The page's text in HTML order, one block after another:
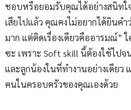
ชอบหรือยอมรับคุณได้อย่างสนิทใ
เสียไปแล้ว คุณคงไม่อยากได้ยินคำ
มาก แต่ติดเรื่องเดียวคืออารมณ์”
ซะ เพราะ Soft skill นี้ต้องใช้ไปจ
และลูกน้องในที่ทำงานอย่างเดียว
คนในครอบครัวของคุณเองด้วย